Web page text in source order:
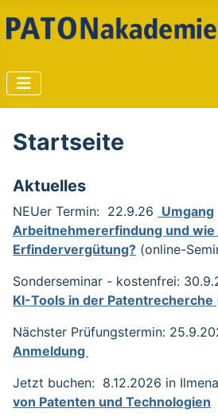
Startseite
Aktuelles
NEUer Termin: 22.9.26 Umgang
Arbeitnehmererfindung und
Erfindervergütung? (online-
Sonderseminar - kostenfrei:
KI-Tools in der Patentrecherche
Nächster Prüfungstermin:
Anmeldung
Jetzt buchen: 8.12.2026 in
von Patenten und Technologien